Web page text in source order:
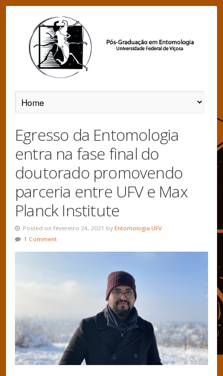
Egresso da Entomologia
entra na fase final do
doutorado promovendo
parceria entre UFV e Max
Planck Institute
Posted on fevereiro 24, 2021 by Entomologia UFV
1 Comment